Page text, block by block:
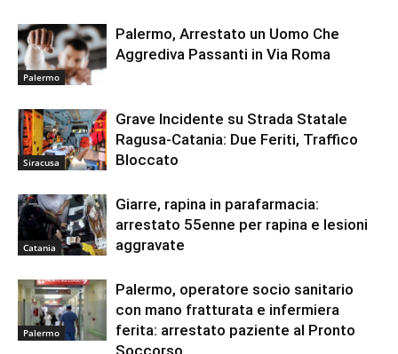
Palermo
Palermo, Arrestato un Uomo Che
Aggrediva Passanti in Via Roma
Siracusa
Grave Incidente su Strada Statale
Ragusa-Catania: Due Feriti, Traffico
Bloccato
Catania
Giarre, rapina in parafarmacia:
arrestato 55enne per rapina e lesioni
aggravate
Palermo
Palermo, operatore socio sanitario
con mano fratturata e infermiera
ferita: arrestato paziente al Pronto